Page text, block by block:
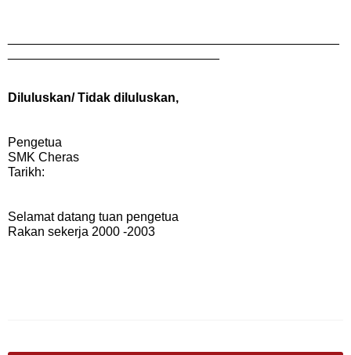
Diluluskan/ Tidak diluluskan,
Pengetua
SMK Cheras
Tarikh:
Selamat datang tuan pengetua
Rakan sekerja 2000 -2003